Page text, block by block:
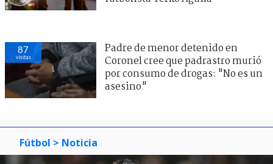
87
visitas
Padre de menor detenido en
Coronel cree que padrastro murió
por consumo de drogas: "No es un
asesino"
Fútbol > Noticia